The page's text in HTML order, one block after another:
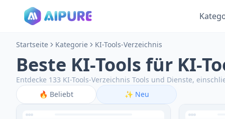
Startseite Kategorie KI-Tools-Verzeichnis
Beste KI-Tools für KI-
Entdecke 133 KI-Tools-Verzeichnis Tools und Dienste,
🔥 Beliebt ✨ Neu